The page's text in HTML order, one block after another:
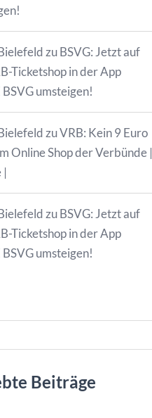
zuBSVG: Jetzt auf
Ticketshop in der App
umsteigen!
zuVRB: Kein 9 Euro
Online Shop der Verbünde |
|
zuBSVG: Jetzt auf
Ticketshop in der App
umsteigen!
Beiträge